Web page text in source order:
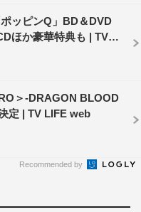
ッピンQ」BD＆DVD
ほか豪華特典も | TV L
＞-DRAGON BLOOD
定 | TV LIFE web
Recommended by